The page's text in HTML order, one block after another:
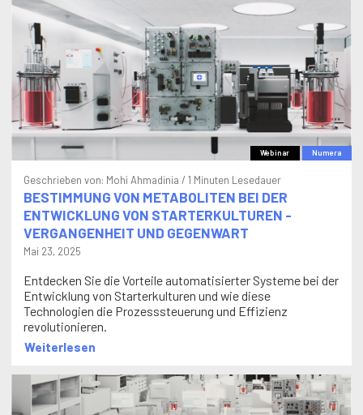
Webinar Numera
Geschrieben von: Mohi Ahmadinia / 1 Minuten Lesedauer
BESTIMMUNG VON METABOLITEN BEI DER
ENTWICKLUNG VON STARTERKULTUREN -
VERGANGENHEIT UND GEGENWART
Mai 23, 2025
Entdecken Sie die Vorteile automatisierter Systeme bei der
Entwicklung von Starterkulturen und wie diese
Technologien die Prozesssteuerung und Effizienz
revolutionieren.
Weiterlesen